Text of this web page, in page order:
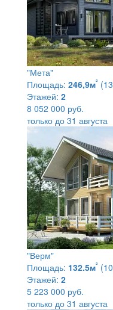
"Мета"
Площадь: 246,9м²
Этажей: 2
8 052 000 руб.
только до 31 августа
"Верм"
Площадь: 132.5м²
Этажей: 2
5 223 000 руб.
только до 31 августа